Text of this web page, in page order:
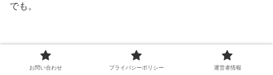
でも。
少なくとも、アフィリエイトにおいては。
お問い合わせ プライバシーポリシー 運営者情報